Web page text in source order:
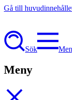
Gå till
Sök
Meny